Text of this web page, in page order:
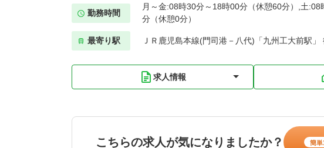
勤務時間
月～金:08時30分～18時00分（休憩60分）,土:08
分（休憩0分）
最寄り駅 ＪＲ鹿児島本線(門司港－八代)「九州工大前駅」
求人情報
こちらの求人が気になりましたか？ 簡単